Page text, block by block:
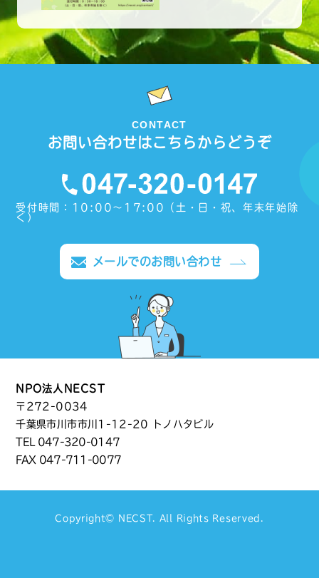
CONTACT
お問い合わせはこちらからどうぞ
受付時間：10:00〜17:00（土・日・祝、年末年始除
く）
メールでのお問い合わせ
NPO法人NECST
〒272-0034
千葉県市川市市川1-12-20 トノハタビル
TEL 047-320-0147
FAX 047-711-0077
Copyright© NECST . All Rights Reserved.